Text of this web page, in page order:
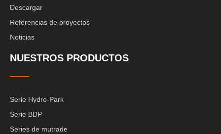
Descargar
Referencias de proyectos
Noticias
NUESTROS PRODUCTOS
Serie Hydro-Park
Serie BDP
Series de mutrade